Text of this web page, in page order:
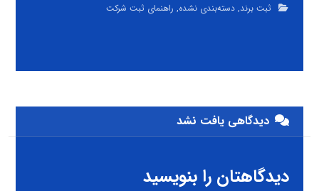
ثبت برند,دسته‌بندی نشده, راهنمای ثبت شرکت
دیدگاهی یافت نشد
دیدگاهتان را بنویسید